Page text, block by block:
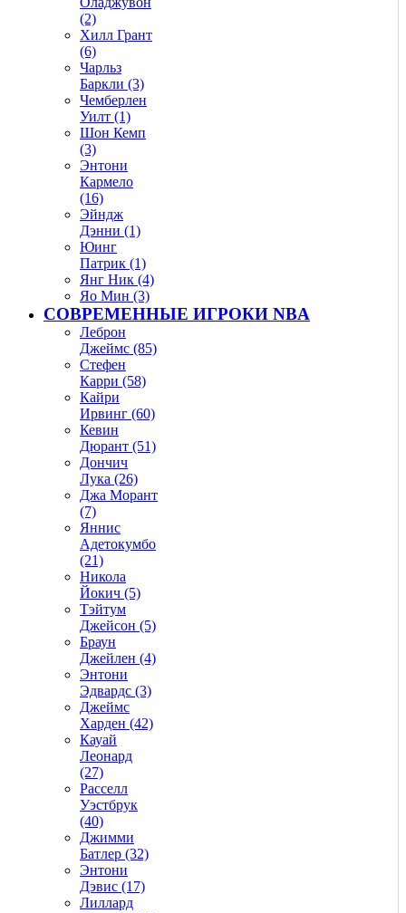
(2)
Хилл Грант
(6)
Чарльз
Баркли (3)
Чемберлен
Уилт (1)
Шон Кемп
(3)
Энтони
Кармело
(16)
Эйндж
Дэнни (1)
Юинг
Патрик (1)
Янг Ник (4)
Яо Мин (3)
СОВРЕМЕННЫЕ ИГРОКИ NBA
Леброн
Джеймс (85)
Стефен
Карри (58)
Кайри
Ирвинг (60)
Кевин
Дюрант (51)
Дончич
Лука (26)
Джа Морант
(7)
Яннис
Адетокумбо
(21)
Никола
Йокич (5)
Тэйтум
Джейсон (5)
Браун
Джейлен (4)
Энтони
Эдвардс (3)
Джеймс
Харден (42)
Кауай
Леонард
(27)
Расселл
Уэстбрук
(40)
Джимми
Батлер (32)
Энтони
Дэвис (17)
Лиллард